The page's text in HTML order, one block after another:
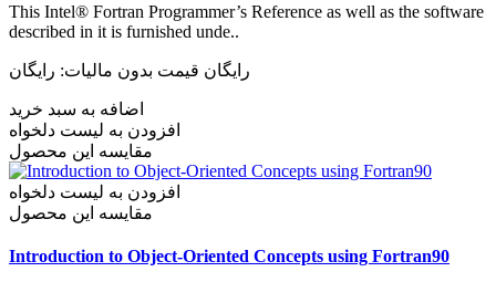
This Intel® Fortran Programmer’s Reference as well as the software
described in it is furnished unde..
رایگان قیمت بدون مالیات: رایگان
اضافه به سبد خرید
افزودن به لیست دلخواه
مقایسه این محصول
افزودن به لیست دلخواه
مقایسه این محصول
Introduction to Object-Oriented Concepts using Fortran90